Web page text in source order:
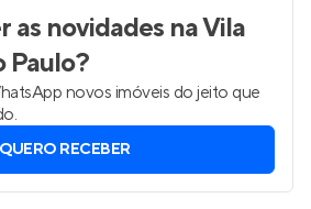
as novidades na Vila
Paulo?
novos imóveis do jeito que
QUERO RECEBER